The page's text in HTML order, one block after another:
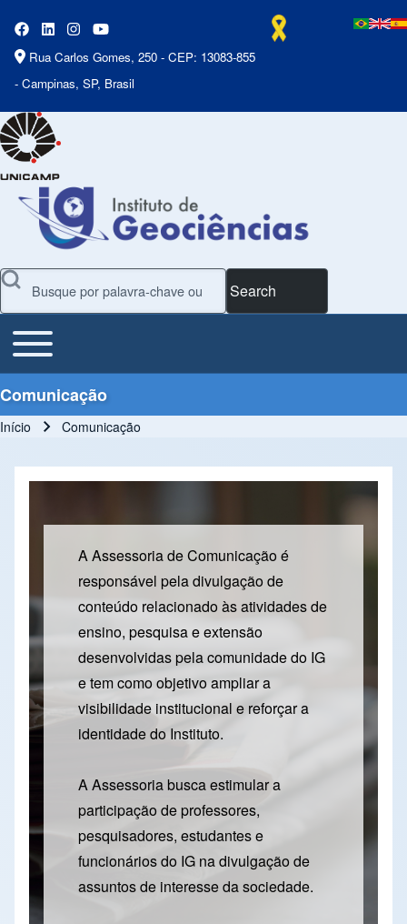
Rua Carlos Gomes, 250 - CEP: 13083-855
- Campinas, SP, Brasil
Search
Main Menu
Toggle main menu
Comunicação
Início Comunicação
A Assessoria de Comunicação é
responsável pela divulgação de
conteúdo relacionado às atividades de
ensino, pesquisa e extensão
desenvolvidas pela comunidade do IG
e tem como objetivo ampliar a
visibilidade institucional e reforçar a
identidade do Instituto.
A Assessoria busca estimular a
participação de professores,
pesquisadores, estudantes e
funcionários do IG na divulgação de
assuntos de interesse da sociedade.